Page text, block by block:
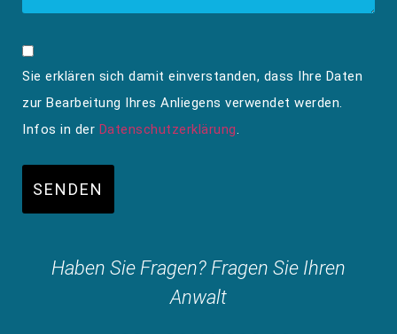
Sie erklären sich damit einverstanden, dass Ihre Daten
zur Bearbeitung Ihres Anliegens verwendet werden.
Infos in der Datenschutzerklärung.
SENDEN
Haben Sie Fragen? Fragen Sie Ihren
Anwalt